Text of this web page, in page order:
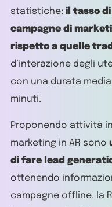
statistiche: il tasso
campagne di
rispetto a quelle
d’interazione degli
con una durata
minuti.
Proponendo attività
marketing in AR sono
di fare lead
ottenendo
campagne offline, la